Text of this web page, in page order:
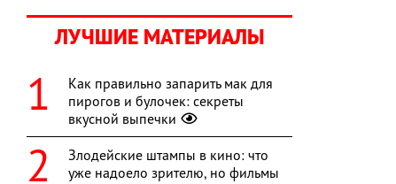
ЛУЧШИЕ МАТЕРИАЛЫ
Как правильно запарить мак для
пирогов и булочек: секреты
вкусной выпечки
Злодейские штампы в кино: что
уже надоело зрителю, но фильмы